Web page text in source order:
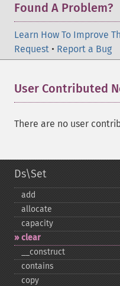
Found A Problem?
Learn How To Improve
Request • Report a Bug
User Contributed
There are no user
Ds\Set
add
allocate
capacity
clear
_​_​construct
contains
copy